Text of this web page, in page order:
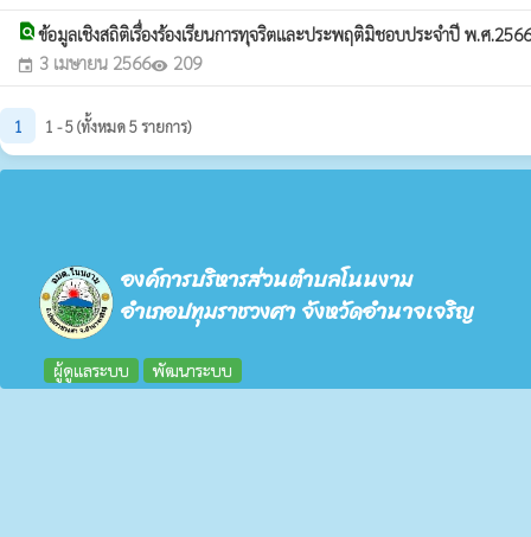
find_in_pageข้อมูลเชิงสถิติเรื่องร้องเรียนการทุจริตและประพฤติมิชอบประจำปี พ.ศ
event 3 เมษายน 2566visibility 209
1 1 - 5 (ทั้งหมด 5 รายการ)
องค์การบริหารส่วนตำบลโนนงาม
อำเภอปทุมราชวงศา จังหวัดอำนาจเจริญ
ผู้ดูแลระบบ พัฒนาระบบ